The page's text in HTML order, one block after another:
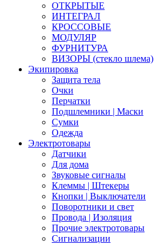
ОТКРЫТЫЕ
ИНТЕГРАЛ
КРОССОВЫЕ
МОДУЛЯР
ФУРНИТУРА
ВИЗОРЫ (стекло шлема)
Экипировка
Защита тела
Очки
Перчатки
Подшлемники | Маски
Сумки
Одежда
Электротовары
Датчики
Для дома
Звуковые сигналы
Клеммы | Штекеры
Кнопки | Выключатели
Поворотники и свет
Провода | Изоляция
Прочие электротовары
Сигнализации